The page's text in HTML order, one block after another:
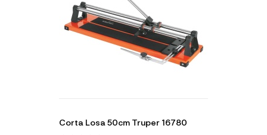
Corta Losa 50cm Truper 16780